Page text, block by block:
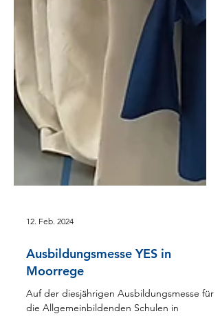
12. Feb. 2024
Ausbildungsmesse YES in